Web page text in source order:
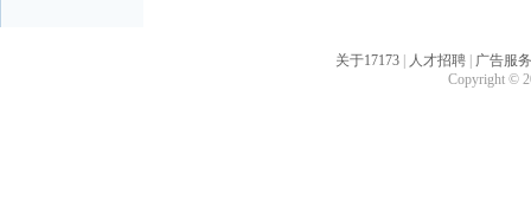
关于17173 人才招聘
广告服务
Copyright ©